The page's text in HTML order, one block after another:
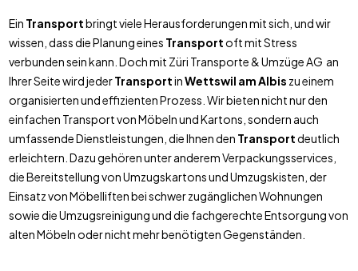
Ein Transportbringt viele Herausforderungen mit sich, und wir
wissen, dass die Planung eines Transportoft mit Stress
verbunden sein kann. Doch mit Züri Transporte & Umzüge AG an
Ihrer Seite wird jederTransportinWettswil am Albis zu einem
organisierten und effizienten Prozess. Wir bieten nicht nur den
einfachen Transport von Möbeln und Kartons, sondern auch
umfassende Dienstleistungen, die Ihnen den Transportdeutlich
erleichtern. Dazu gehören unter anderem Verpackungsservices,
die Bereitstellung von Umzugskartons und Umzugskisten, der
Einsatz von Möbelliften bei schwer zugänglichen Wohnungen
sowie die Umzugsreinigung und die fachgerechte Entsorgung von
alten Möbeln oder nicht mehr benötigten Gegenständen.